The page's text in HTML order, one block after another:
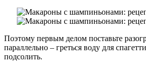
Поэтому первым делом поставьте
параллельно – греться воду для
подсолить.